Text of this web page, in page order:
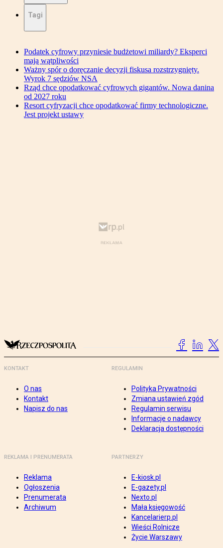
Tagi
Podatek cyfrowy przyniesie budżetowi miliardy? Eksperci
mają wątpliwości
Ważny spór o doręczanie decyzji fiskusa rozstrzygnięty.
Wyrok 7 sędziów NSA
Rząd chce opodatkować cyfrowych gigantów. Nowa danina
od 2027 roku
Resort cyfryzacji chce opodatkować firmy technologiczne.
Jest projekt ustawy
KONTAKT
O nas
Kontakt
Napisz do nas
REGULAMIN
Polityka Prywatności
Zmiana ustawień zgód
Regulamin serwisu
Informacje o nadawcy
Deklaracja dostępności
REKLAMA I PRENUMERATA
Reklama
Ogłoszenia
Prenumerata
Archiwum
PARTNERZY
E-kiosk.pl
E-gazety.pl
Nexto.pl
Mała księgowość
Kancelarierp.pl
Wieści Rolnicze
Życie Warszawy